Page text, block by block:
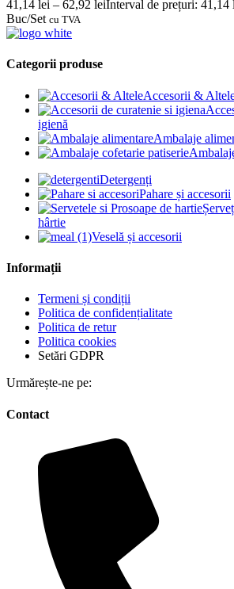
41,14 lei – 62,92 leiInterval de prețuri: 41,14
Buc/Set cu TVA
Categorii produse
Accesorii &
igienă
Ambalaje
Detergenți
Pahare și accesorii
hârtie
Veselă și accesorii
Informații
Termeni și condiții
Politica de confidențialitate
Politica de retur
Politica cookies
Setări GDPR
Urmărește-ne pe:
Contact